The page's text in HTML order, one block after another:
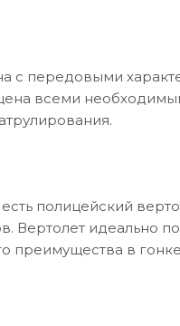
с передовыми
всеми
полицейский
Вертолет идеально
преимущества в